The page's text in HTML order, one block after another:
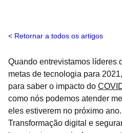
Retornar a todos os artigos
Quando entrevistamos líderes
metas de tecnologia para
para saber o impacto do
como nós podemos atender
eles estiverem no próximo
Transformação digital e